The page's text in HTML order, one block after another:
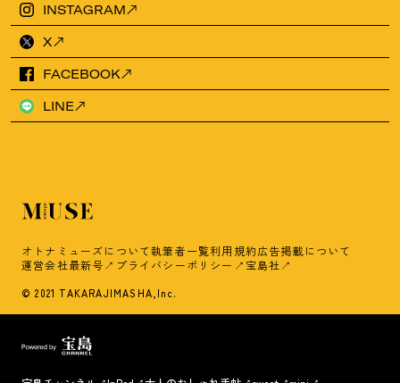
INSTAGRAM
X
FACEBOOK
LINE
オトナミューズについて執筆者一覧利用規約広告掲載について
運営会社最新号 プライバシーポリシー 宝島社
© 2021 TAKARAJIMASHA,Inc.